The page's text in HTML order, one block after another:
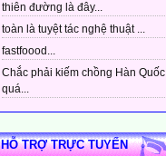
thiên đường là đây...
toàn là tuyệt tác nghệ thuật ...
fastfoood...
Chắc phải kiếm chồng Hàn Quốc
quá...
HỖ TRỢ TRỰC TUYẾN